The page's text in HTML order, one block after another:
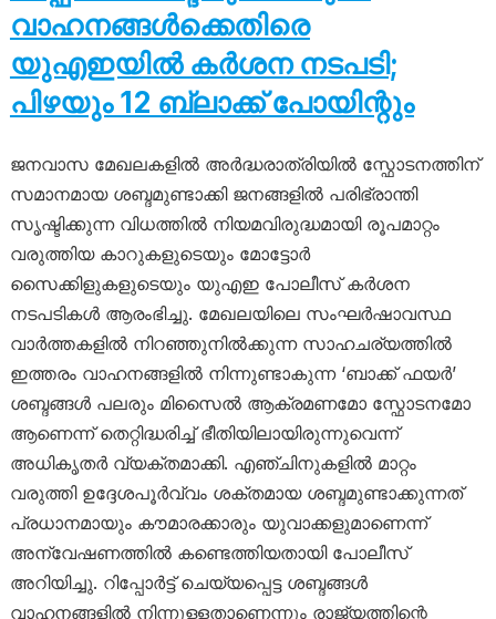
വാഹനങ്ങൾക്കെതിരെ
യുഎഇയിൽ കർശന നടപടി;
പിഴയും 12 ബ്ലാക്ക് പോയിന്റും
ജനവാസ മേഖലകളിൽ അർദ്ധരാത്രിയിൽ സ്ഫോടനത്തിന്
സമാനമായ ശബ്ദമുണ്ടാക്കി ജനങ്ങളിൽ പരിഭ്രാന്തി
സൃഷ്ടിക്കുന്ന വിധത്തിൽ നിയമവിരുദ്ധമായി രൂപമാറ്റം
വരുത്തിയ കാറുകളുടെയും മോട്ടോർ
സൈക്കിളുകളുടെയും യുഎഇ പോലീസ് കർശന
നടപടികൾ ആരംഭിച്ചു. മേഖലയിലെ സംഘർഷാവസ്ഥ
വാർത്തകളിൽ നിറഞ്ഞുനിൽക്കുന്ന സാഹചര്യത്തിൽ
ഇത്തരം വാഹനങ്ങളിൽ നിന്നുണ്ടാകുന്ന ‘ബാക്ക് ഫയർ’
ശബ്ദങ്ങൾ പലരും മിസൈൽ ആക്രമണമോ സ്ഫോടനമോ
ആണെന്ന് തെറ്റിദ്ധരിച്ച് ഭീതിയിലായിരുന്നുവെന്ന്
അധികൃതർ വ്യക്തമാക്കി. എഞ്ചിനുകളിൽ മാറ്റം
വരുത്തി ഉദ്ദേശപൂർവ്വം ശക്തമായ ശബ്ദമുണ്ടാക്കുന്നത്
പ്രധാനമായും കൗമാരക്കാരും യുവാക്കളുമാണെന്ന്
അന്വേഷണത്തിൽ കണ്ടെത്തിയതായി പോലീസ്
അറിയിച്ചു. റിപ്പോർട്ട് ചെയ്യപ്പെട്ട ശബ്ദങ്ങൾ
വാഹനങ്ങളിൽ നിന്നുള്ളതാണെന്നും രാജ്യത്തിന്റെ